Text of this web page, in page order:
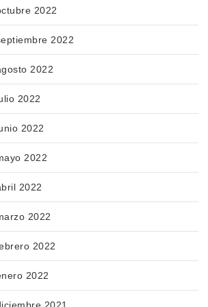
2022
2022
2022
2022
2022
2022
2022
2022
2022
2022